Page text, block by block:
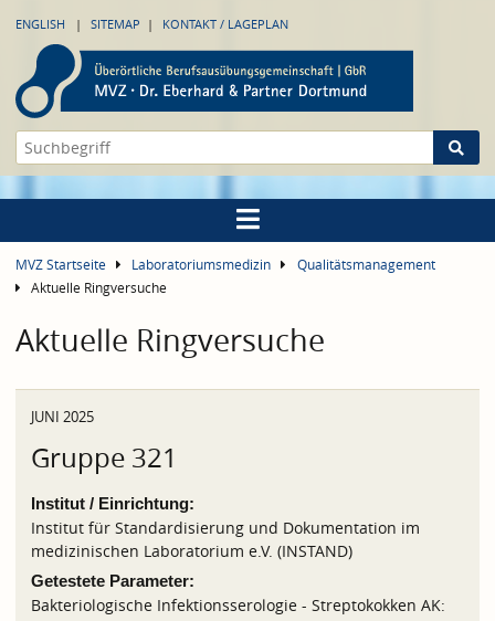
ENGLISH SITEMAP KONTAKT / LAGEPLAN
MVZ Startseite Laboratoriumsmedizin
Qualitätsmanagement
Aktuelle Ringversuche
Aktuelle Ringversuche
JUNI 2025
Gruppe 321
Institut / Einrichtung:
Institut für Standardisierung und Dokumentation im
medizinischen Laboratorium e.V. (INSTAND)
Getestete Parameter:
Bakteriologische Infektionsserologie - Streptokokken AK: